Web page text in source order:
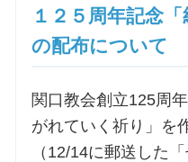
１２５周年記念
の配布について
関口教会創立125周
がれていく祈り」を
（12/14に郵送した